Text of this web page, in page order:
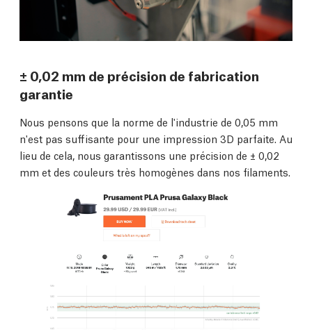
± 0,02 mm de précision de fabrication
garantie
Nous pensons que la norme de l'industrie de 0,05 mm
n'est pas suffisante pour une impression 3D parfaite. Au
lieu de cela, nous garantissons une précision de ± 0,02
mm et des couleurs très homogènes dans nos filaments.